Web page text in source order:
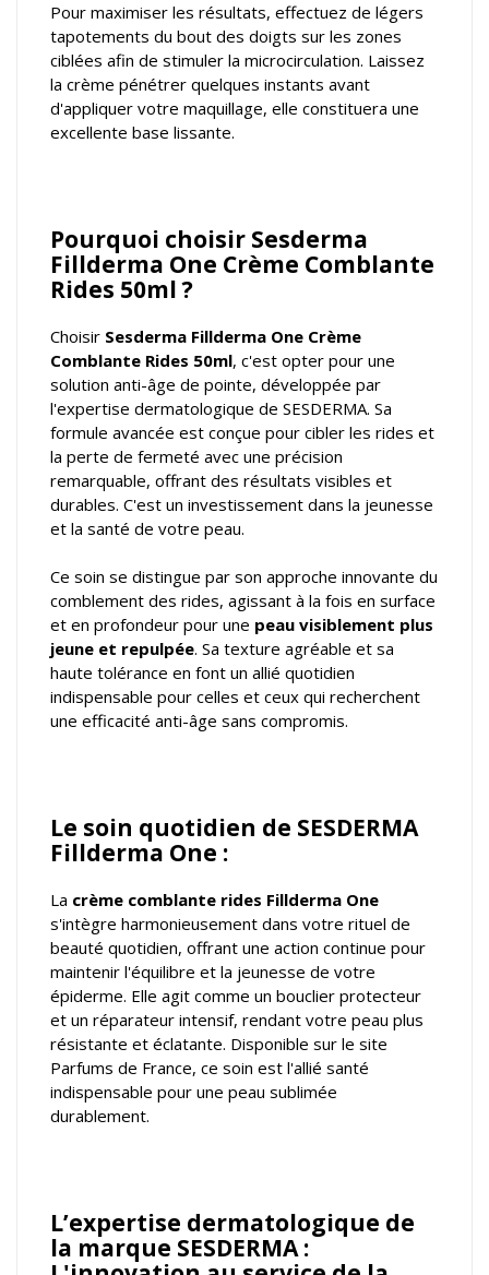
Pour maximiser les résultats, effectuez de légers
tapotements du bout des doigts sur les zones
ciblées afin de stimuler la microcirculation. Laissez
la crème pénétrer quelques instants avant
d'appliquer votre maquillage, elle constituera une
excellente base lissante.
Pourquoi choisir Sesderma
Fillderma One Crème Comblante
Rides 50ml ?
Choisir Sesderma Fillderma One Crème
Comblante Rides 50ml, c'est opter pour une
solution anti-âge de pointe, développée par
l'expertise dermatologique de SESDERMA. Sa
formule avancée est conçue pour cibler les rides et
la perte de fermeté avec une précision
remarquable, offrant des résultats visibles et
durables. C'est un investissement dans la jeunesse
et la santé de votre peau.
Ce soin se distingue par son approche innovante du
comblement des rides, agissant à la fois en surface
et en profondeur pour une peau visiblement plus
jeune et repulpée. Sa texture agréable et sa
haute tolérance en font un allié quotidien
indispensable pour celles et ceux qui recherchent
une efficacité anti-âge sans compromis.
Le soin quotidien de SESDERMA
Fillderma One :
La crème comblante rides Fillderma One
s'intègre harmonieusement dans votre rituel de
beauté quotidien, offrant une action continue pour
maintenir l'équilibre et la jeunesse de votre
épiderme. Elle agit comme un bouclier protecteur
et un réparateur intensif, rendant votre peau plus
résistante et éclatante. Disponible sur le site
Parfums de France, ce soin est l'allié santé
indispensable pour une peau sublimée
durablement.
L’expertise dermatologique de
la marque SESDERMA :